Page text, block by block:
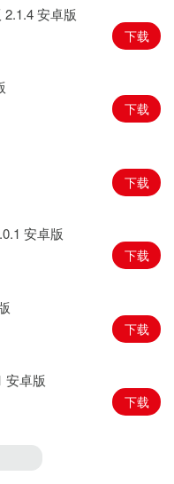
升机的战斗力越强，能够
况来选择合适的角度快速投
安卓版
下载
下载
下载
安卓版
下载
下载
安卓版
下载